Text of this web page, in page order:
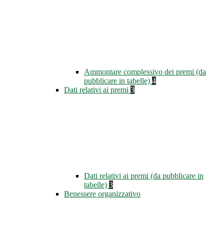
Ammontare complessivo dei premi (da
pubblicare in tabelle) 4
Dati relativi ai premi 3
Dati relativi ai premi (da pubblicare in
tabelle) 3
Benessere organizzativo